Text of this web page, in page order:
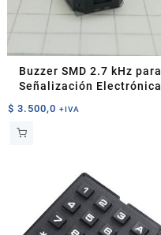
Buzzer SMD 2.7 kHz para
Señalización Electrónica
$ 3.500,0 +IVA